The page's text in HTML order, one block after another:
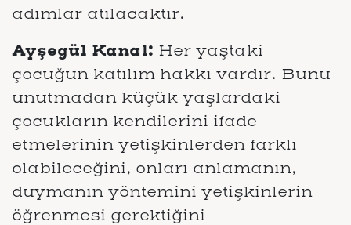
adımlar atılacaktır.
Ayşegül Kanal: Her yaştaki
çocuğun katılım hakkı vardır. Bunu
unutmadan küçük yaşlardaki
çocukların kendilerini ifade
etmelerinin yetişkinlerden farklı
olabileceğini, onları anlamanın,
duymanın yöntemini yetişkinlerin
öğrenmesi gerektiğini